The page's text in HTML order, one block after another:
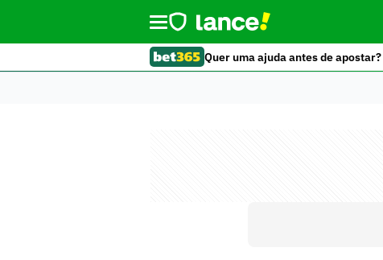
Quer uma ajuda antes de apostar?